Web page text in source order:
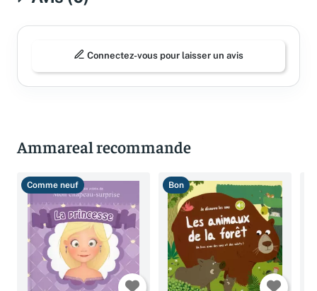
Connectez-vous pour laisser un avis
Ammareal recommande
Comme neuf Bon